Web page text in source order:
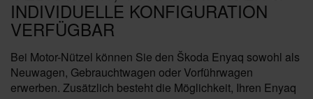
INDIVIDUELLE KONFIGURATION
VERFÜGBAR
Bei Motor-Nützel können Sie den Škoda Enyaq sowohl als
Neuwagen, Gebrauchtwagen oder Vorführwagen
erwerben. Zusätzlich besteht die Möglichkeit, Ihren Enyaq